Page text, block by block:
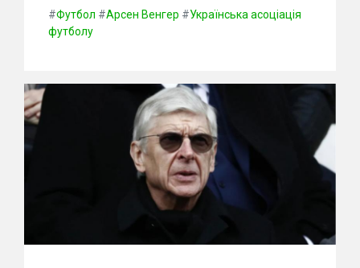
#Футбол #Арсен Венгер #Українська асоціація
футболу